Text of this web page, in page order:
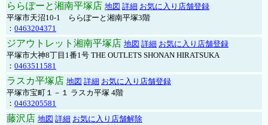
ららぽーと湘南平塚店 地図 詳細 お気に入り店舗登録
平塚市天沼10-1 ららぽーと湘南平塚3階
： 0463204371
ジアウトレット湘南平塚店 地図 詳細 お気に入り店舗登録
平塚市大神8丁目1番1号 THE OUTLETS SHONAN HIRATSUKA
： 0463511581
ラスカ平塚店 地図 詳細 お気に入り店舗登録
平塚市宝町１－１ ラスカ平塚 4階
： 0463205581
藤沢店 地図 詳細 お気に入り店舗解除